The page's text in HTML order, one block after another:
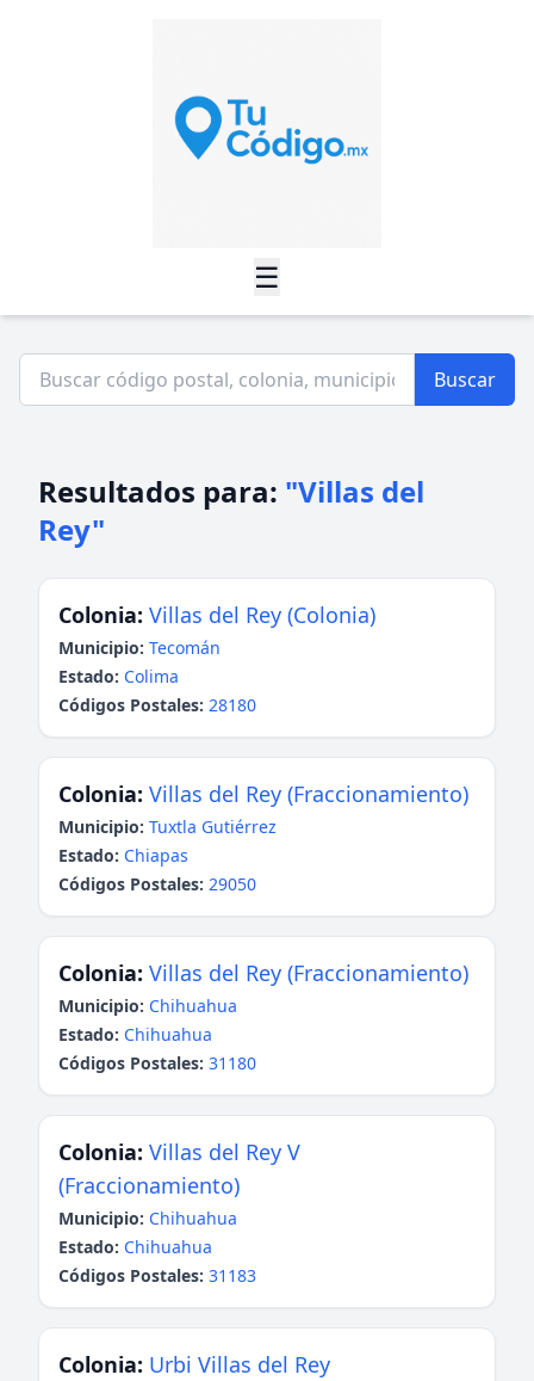
☰
Buscar
Resultados para: "Villas del
Rey"
Colonia: Villas del Rey (Colonia)
Municipio: Tecomán
Estado: Colima
Códigos Postales: 28180
Colonia: Villas del Rey (Fraccionamiento)
Municipio: Tuxtla Gutiérrez
Estado: Chiapas
Códigos Postales: 29050
Colonia: Villas del Rey (Fraccionamiento)
Municipio: Chihuahua
Estado: Chihuahua
Códigos Postales: 31180
Colonia: Villas del Rey V
(Fraccionamiento)
Municipio: Chihuahua
Estado: Chihuahua
Códigos Postales: 31183
Colonia: Urbi Villas del Rey